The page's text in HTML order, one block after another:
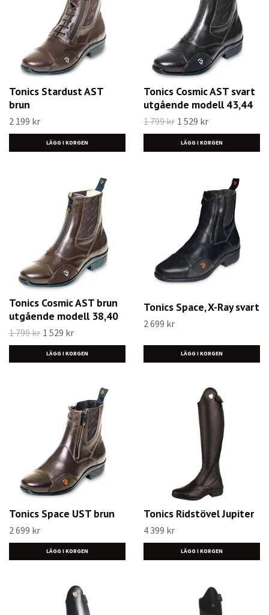
Tonics Stardust AST
brun
2 199 kr
LÄGG I KORGEN
Tonics Cosmic AST svart
utgående modell 43,44
1 799 kr 1 529 kr
LÄGG I KORGEN
Tonics Cosmic AST brun
utgående modell 38,40
1 799 kr 1 529 kr
LÄGG I KORGEN
Tonics Space, X-Ray svart
2 699 kr
LÄGG I KORGEN
Tonics Space UST brun
2 699 kr
LÄGG I KORGEN
Tonics Ridstövel Jupiter
4 399 kr
LÄGG I KORGEN